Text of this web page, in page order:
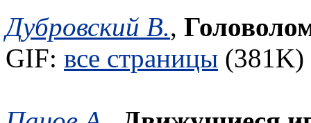
Дубровский В.,
GIF: все страницы